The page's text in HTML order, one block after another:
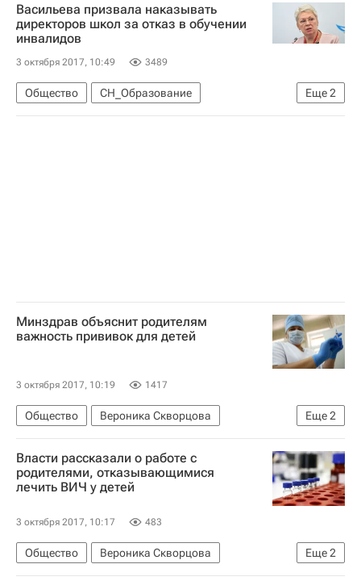
Васильева призвала наказывать
директоров школ за отказ в обучении
инвалидов
3 октября 2017, 10:49 3489
Еще2
Общество
СН_Образование
Ольга Васильева
Россия
Минздрав объяснит родителям
важность прививок для детей
3 октября 2017, 10:19 1417
Еще2
Общество
Вероника Скворцова
Министерство здравоохранения РФ (Минздрав России)
Россия
Власти рассказали о работе с
родителями, отказывающимися
лечить ВИЧ у детей
3 октября 2017, 10:17 483
Еще2
Общество
Вероника Скворцова
Министерство здравоохранения РФ (Минздрав России)